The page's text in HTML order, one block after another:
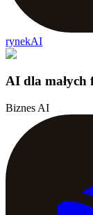
rynekAI
AI dla małych
Biznes AI